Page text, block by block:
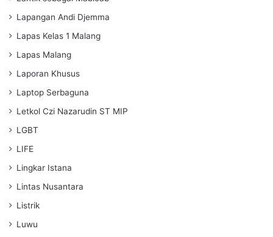
Lapangan Andi Djemma
Lapas Kelas 1 Malang
Lapas Malang
Laporan Khusus
Laptop Serbaguna
Letkol Czi Nazarudin ST MIP
LGBT
LIFE
Lingkar Istana
Lintas Nusantara
Listrik
Luwu